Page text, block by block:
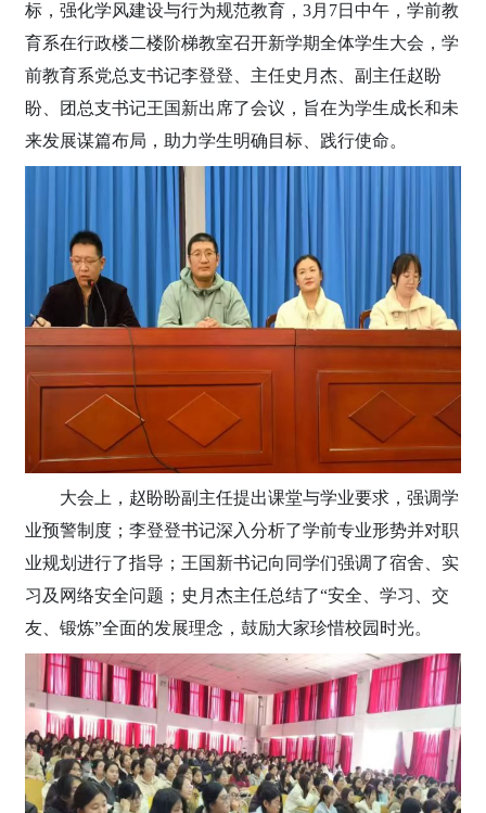
标，强化学风建设与行为规范教育，3月7日中午，学前教
育系在行政楼二楼阶梯教室召开新学期全体学生大会，学
前教育系党总支书记李登登、主任史月杰、副主任赵盼
盼、团总支书记王国新出席了会议，旨在为学生成长和未
来发展谋篇布局，助力学生明确目标、践行使命。
大会上，赵盼盼副主任提出课堂与学业要求，强调学
业预警制度；李登登书记深入分析了学前专业形势并对职
业规划进行了指导；王国新书记向同学们强调了宿舍、实
习及网络安全问题；史月杰主任总结了“安全、学习、交
友、锻炼”全面的发展理念，鼓励大家珍惜校园时光。